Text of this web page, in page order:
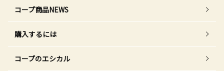
コープ商品NEWS
購入するには
コープのエシカル